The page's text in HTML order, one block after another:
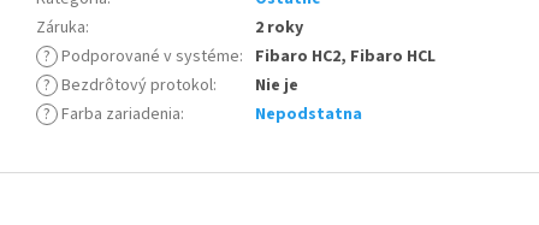
Záruka:
2 roky
? Podporované v systéme: Fibaro HC2, Fibaro HCL
? Bezdrôtový protokol:
Nie je
? Farba zariadenia: Nepodstatna